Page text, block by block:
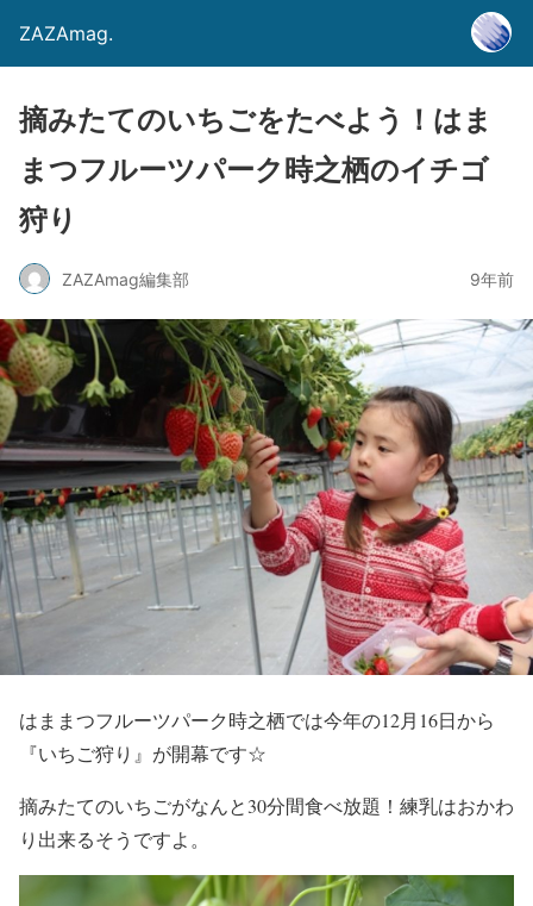
ZAZAmag.
摘みたてのいちごをたべよう！はま
まつフルーツパーク時之栖のイチゴ
狩り
ZAZAmag編集部 9年前
はままつフルーツパーク時之栖では今年の12月16日から
『いちご狩り』が開幕です☆
摘みたてのいちごがなんと30分間食べ放題！練乳はおかわ
り出来るそうですよ。